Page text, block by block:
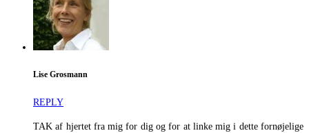
Lise Grosmann
REPLY
TAK af hjertet fra mig for dig og for at linke mig i dette fornøjelige